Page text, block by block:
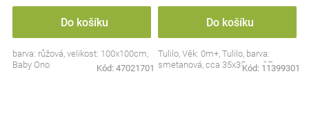
Do košíku
barva: růžová, velikost: 100x100cm,
Baby Ono
Kód: 47021701
Do košíku
Tulilo, Věk: 0m+, Tulilo, barva:
smetanová, cca 35x35cm, CE
Kód: 11399301